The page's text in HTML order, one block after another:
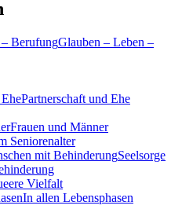
Glauben – Leben –
Partnerschaft und Ehe
Frauen und Männer
Seniorenalter
Seelsorge
Vielfalt
In allen Lebensphasen